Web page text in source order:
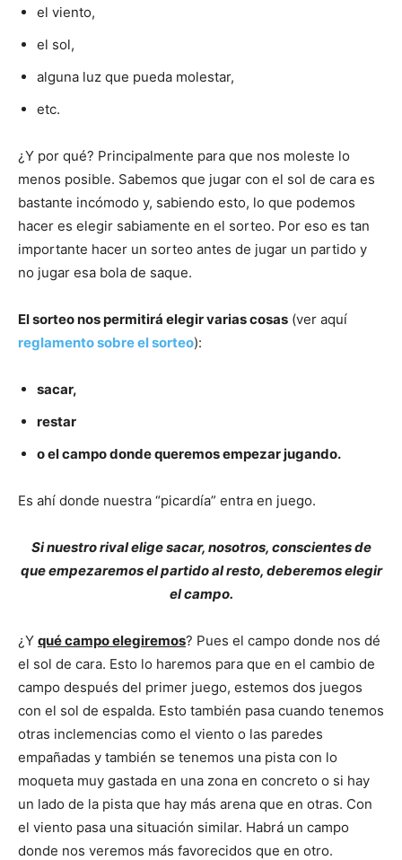
el viento,
el sol,
alguna luz que pueda molestar,
etc.
¿Y por qué? Principalmente para que nos moleste lo
menos posible. Sabemos que jugar con el sol de cara es
bastante incómodo y, sabiendo esto, lo que podemos
hacer es elegir sabiamente en el sorteo. Por eso es tan
importante hacer un sorteo antes de jugar un partido y
no jugar esa bola de saque.
El sorteo nos permitirá elegir varias cosas (ver aquí
reglamento sobre el sorteo):
sacar,
restar
o el campo donde queremos empezar jugando.
Es ahí donde nuestra “picardía” entra en juego.
Si nuestro rival elige sacar, nosotros, conscientes de
que empezaremos el partido al resto, deberemos elegir
el campo.
¿Y qué campo elegiremos? Pues el campo donde nos dé
el sol de cara. Esto lo haremos para que en el cambio de
campo después del primer juego, estemos dos juegos
con el sol de espalda. Esto también pasa cuando tenemos
otras inclemencias como el viento o las paredes
empañadas y también se tenemos una pista con lo
moqueta muy gastada en una zona en concreto o si hay
un lado de la pista que hay más arena que en otras. Con
el viento pasa una situación similar. Habrá un campo
donde nos veremos más favorecidos que en otro.